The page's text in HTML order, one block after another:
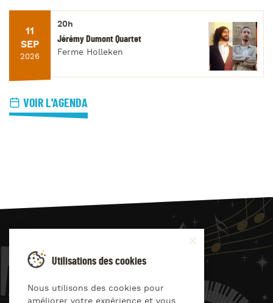
11
SEP
2026
20h
Jérémy Dumont Quartet
Ferme Holleken
VOIR L'AGENDA
JAZZ4
Utilisations des cookies
Nous utilisons des cookies pour